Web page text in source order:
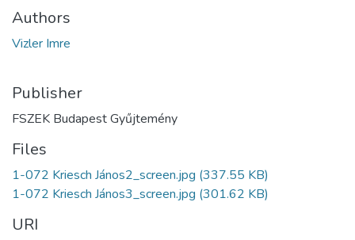
Authors
Vizler Imre
Publisher
FSZEK Budapest Gyűjtemény
Files
1-072 Kriesch János2_screen.jpg (337.55 KB)
1-072 Kriesch János3_screen.jpg (301.62 KB)
URI